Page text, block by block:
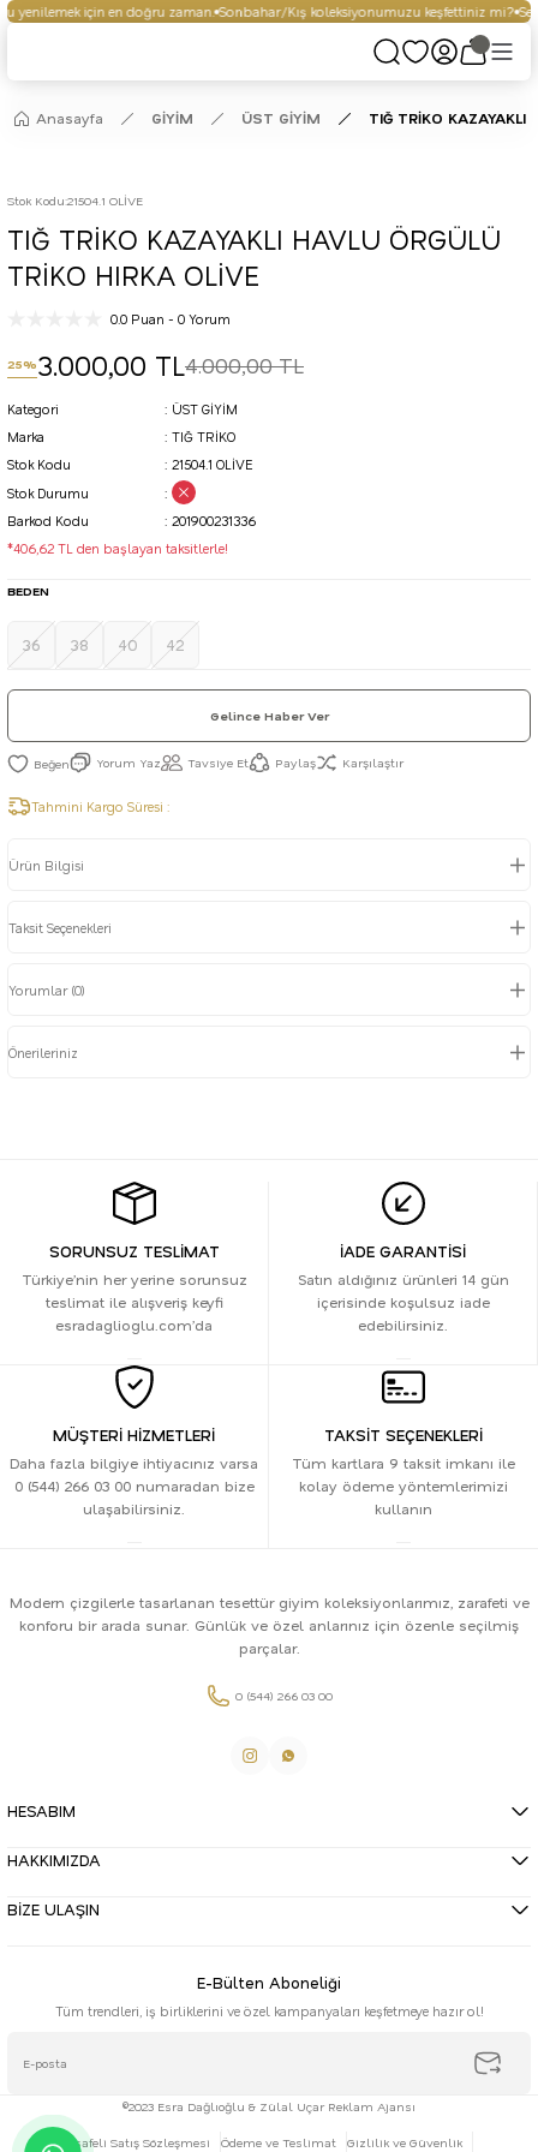
yenilemek için en doğru zaman. Sonbahar/Kış koleksiyonumuzu keşfettiniz mi?
Anasayfa GİYİM ÜST GİYİM TIĞ TRİKO KAZAYAKLI
Stok Kodu:21504.1 OLİVE
TIĞ TRİKO KAZAYAKLI HAVLU ÖRGÜLÜ
TRİKO HIRKA OLİVE
0.0 Puan - 0 Yorum
25%3.000,00 TL4.000,00 TL
Kategori
ÜST GİYİM
Marka
TIĞ TRİKO
Stok Kodu
21504.1 OLİVE
Stok Durumu
Barkod Kodu
201900231336
*406,62 TL den başlayan taksitlerle!
BEDEN
36 38 40 42
Gelince Haber Ver
Yorum Yaz Tavsiye Et Paylaş Karşılaştır
Tahmini Kargo Süresi :
Ürün Bilgisi
Taksit Seçenekleri
Yorumlar (0)
Önerileriniz
SORUNSUZ TESLİMAT
Türkiye’nin her yerine sorunsuz
teslimat ile alışveriş keyfi
esradaglioglu.com’da
İADE GARANTİSİ
Satın aldığınız ürünleri 14 gün
içerisinde koşulsuz iade
edebilirsiniz.
MÜŞTERİ HİZMETLERİ
Daha fazla bilgiye ihtiyacınız varsa
0 (544) 266 03 00 numaradan bize
ulaşabilirsiniz.
TAKSİT SEÇENEKLERİ
Tüm kartlara 9 taksit imkanı ile
kolay ödeme yöntemlerimizi
kullanın
Modern çizgilerle tasarlanan tesettür giyim koleksiyonlarımız, zarafeti ve
konforu bir arada sunar. Günlük ve özel anlarınız için özenle seçilmiş
parçalar.
0 (544) 266 03 00
HESABIM
HAKKIMIZDA
BİZE ULAŞIN
E-Bülten Aboneliği
Tüm trendleri, iş birliklerini ve özel kampanyaları keşfetmeye hazır ol!
©2023 Esra Dağlıoğlu & Zülal Uçar Reklam Ajansı
Mesafeli Satış Sözleşmesi Ödeme ve Teslimat Gizlilik ve Güvenlik